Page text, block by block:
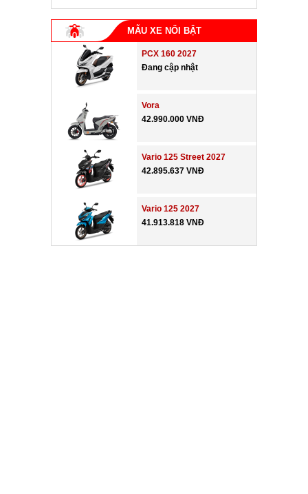
MẪU XE NỔI BẬT
PCX 160 2027
Đang cập nhật
Vora
42.990.000 VNĐ
Vario 125 Street 2027
42.895.637 VNĐ
Vario 125 2027
41.913.818 VNĐ